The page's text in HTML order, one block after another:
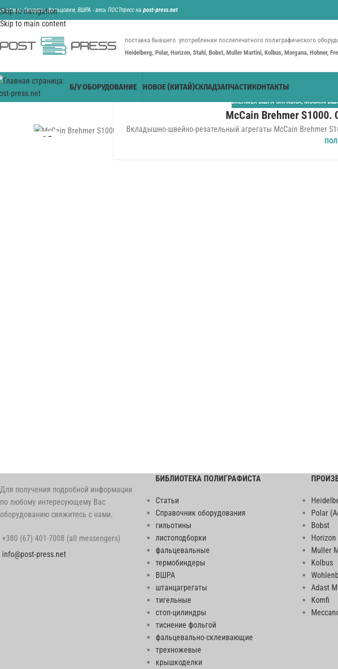
Skip to navigation
Skip to main content
биндеры, фальцовки, ВШРА - весь ПОСТпресс на post-press.net
поставка бывшего употреблении послепечатного полиграфического
Heidelberg, Polar, Horizon, Stahl, Bobst, Muller Martini, Kolbus, Morgana, Hohner,
Б/У ОБОРУДОВАНИЕ НОВОЕ (КИТАЙ)СКЛАДЗАПЧАСТИКОНТАКТЫ
10
BREHMER ВШРА СПРАВКА, MCCAIN
McCain Brehmer S1000.
Вкладышно-швейно-резательный агрегаты McCain Brehmer
Для получения подробной информации
по любому интересующему Вас
оборудованию свяжитесь с нами.
+380 (67) 401-7008 (all messengers)
info@post-press.net
БИБЛИОТЕКА ПОЛИГРАФИСТА
Статьи
Справочник оборудования
гильотины
листоподборки
фальцевальные
термобиндеры
ВШРА
штанцагрегаты
тигельные
стоп-цилиндры
тиснение фольгой
фальцевально-склеивающие
трехножевые
крышкоделки
Polar
Bobst
Horizon
Muller
Kolbus
Adast
Komfi